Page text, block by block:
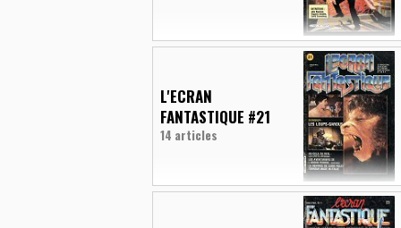
L'ECRAN
FANTASTIQUE #21
14 articles